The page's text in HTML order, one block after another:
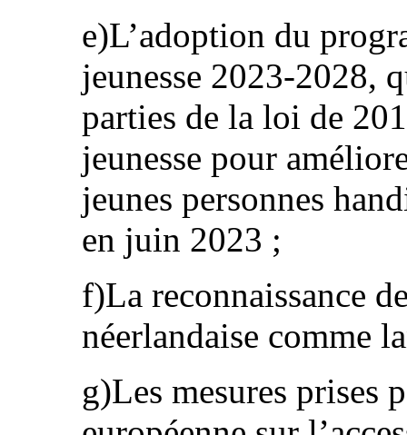
e)L’adoption du
jeunesse 2023-2028,
parties de la loi de
jeunesse pour
jeunes personnes
en juin 2023 ;
f)La reconnaissance
néerlandaise comme
g)Les mesures prises